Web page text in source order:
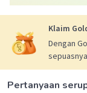
Klaim
Dengan
Pertanyaan